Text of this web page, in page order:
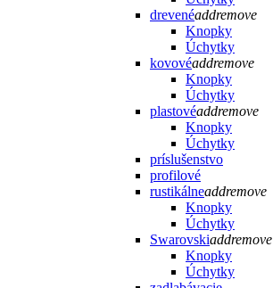
drevenéaddremove
Knopky
Úchytky
kovovéaddremove
Knopky
Úchytky
plastovéaddremove
Knopky
Úchytky
príslušenstvo
profilové
rustikálneaddremove
Knopky
Úchytky
Swarovskiaddremove
Knopky
Úchytky